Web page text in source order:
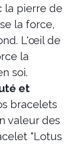
la pierre de
la force,
L'œil de
la
soi.
et
bracelets
valeur des
"Lotus